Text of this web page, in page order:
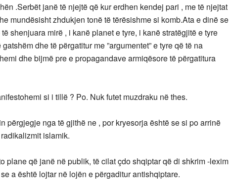
.Serbët janë të njejtë që kur erdhen kendej pari , me të njejtat
mundësisht zhdukjen tonë të tërësishme si komb.Ata e dinë se
shenjuara mirë , i kanë planet e tyre, i kanë stratëgjitë e tyre
dhe të përgatitur me ”argumentet” e tyre që të na
dhe bijmë pre e propagandave armiqësore të përgatitura
si i tillë ? Po. Nuk futet muzdraku në thes.
përgjegje nga të gjithë ne , por kryesorja është se si po arrinë
islamik.
plane që janë në publik, të cilat çdo shqiptar që di shkrim -lexim
a është lojtar në lojën e përgaditur antishqiptare.